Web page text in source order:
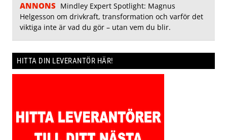
ANNONS Mindley Expert Spotlight: Magnus
Helgesson om drivkraft, transformation och varför det
viktiga inte är vad du gör – utan vem du blir.
HITTA DIN LEVERANTÖR HÄR!